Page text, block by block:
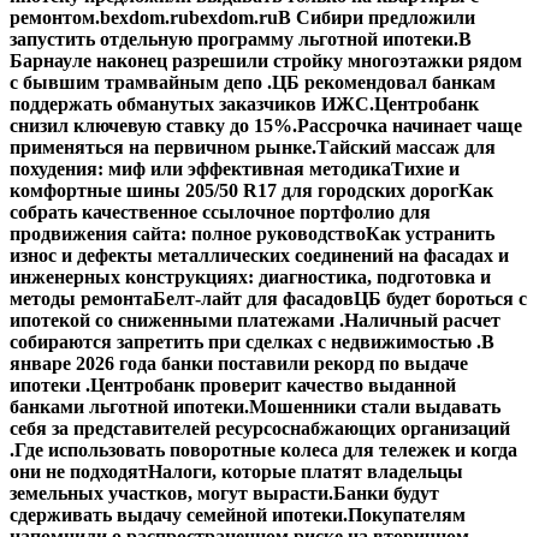
ремонтом.bexdom.rubexdom.ruВ Сибири предложили
запустить отдельную программу льготной ипотеки.В
Барнауле наконец разрешили стройку многоэтажки рядом
с бывшим трамвайным депо .ЦБ рекомендовал банкам
поддержать обманутых заказчиков ИЖС.Центробанк
снизил ключевую ставку до 15%.Рассрочка начинает чаще
применяться на первичном рынке.Тайский массаж для
похудения: миф или эффективная методикаТихие и
комфортные шины 205/50 R17 для городских дорогКак
собрать качественное ссылочное портфолио для
продвижения сайта: полное руководствоКак устранить
износ и дефекты металлических соединений на фасадах и
инженерных конструкциях: диагностика, подготовка и
методы ремонтаБелт-лайт для фасадовЦБ будет бороться с
ипотекой со сниженными платежами .Наличный расчет
собираются запретить при сделках с недвижимостью .В
январе 2026 года банки поставили рекорд по выдаче
ипотеки .Центробанк проверит качество выданной
банками льготной ипотеки.Мошенники стали выдавать
себя за представителей ресурсоснабжающих организаций
.Где использовать поворотные колеса для тележек и когда
они не подходятНалоги, которые платят владельцы
земельных участков, могут вырасти.Банки будут
сдерживать выдачу семейной ипотеки.Покупателям